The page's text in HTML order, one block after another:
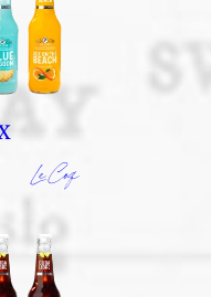
Le Coq